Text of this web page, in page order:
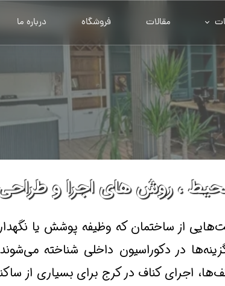
مقالات فروشگاه درباره ما
، روش های اجرا و
از ساختمان که وظیفه پوشش یا
در دکوراسیون داخلی شناخته می‌شوند
اجرای کناف در کرج برای بسیاری از